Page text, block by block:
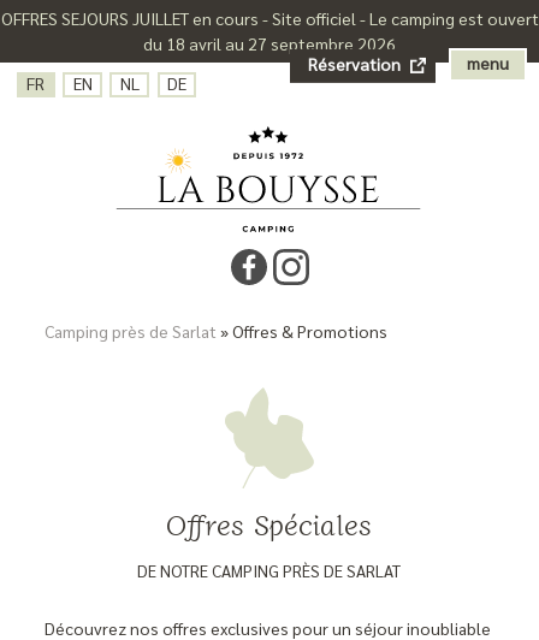
OFFRES SEJOURS JUILLET en cours - Site officiel - Le camping est ouvert
du 18 avril au 27 septembre 2026
menu
FR
EN NL DE
Réservation
Camping près de Sarlat »Offres & Promotions
Offres Spéciales
DE NOTRE CAMPING PRÈS DE SARLAT
Découvrez nos offres exclusives pour un séjour inoubliable